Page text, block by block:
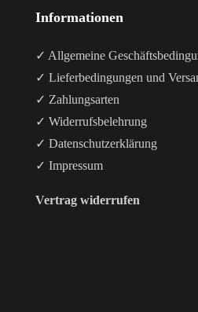
Informationen
✓ Allgemeine
✓ Lieferbedingungen und
✓ Zahlungsarten
✓ Widerrufsbelehrung
✓ Datenschutzerklärung
✓ Impressum
Vertrag widerrufen